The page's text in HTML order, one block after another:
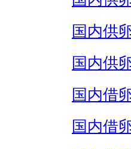
国内供
国内供
国内借
国内借